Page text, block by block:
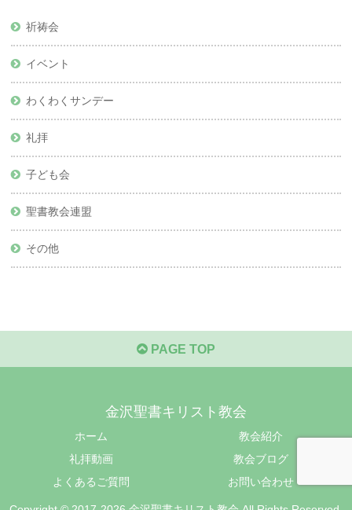
祈祷会
イベント
わくわくサンデー
礼拝
子ども会
聖書教会連盟
その他
PAGE TOP
金沢聖書キリスト教会
ホーム
教会紹介
礼拝動画
教会ブログ
よくあるご質問
お問い合わせ